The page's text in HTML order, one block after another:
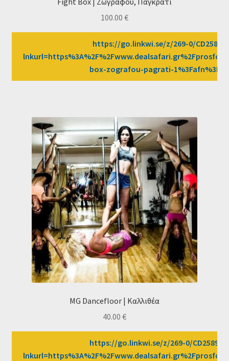
100.00 €
https://go.linkwi.se/z/269-0/CD2589/?
box-zografou-pagrati-
MG Dancefloor | Καλλιθέα
40.00 €
https://go.linkwi.se/z/269-0/CD2589/?